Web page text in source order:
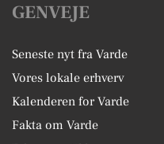
GENVEJE
Seneste nyt fra Varde
Vores lokale erhverv
Kalenderen for Varde
Fakta om Varde